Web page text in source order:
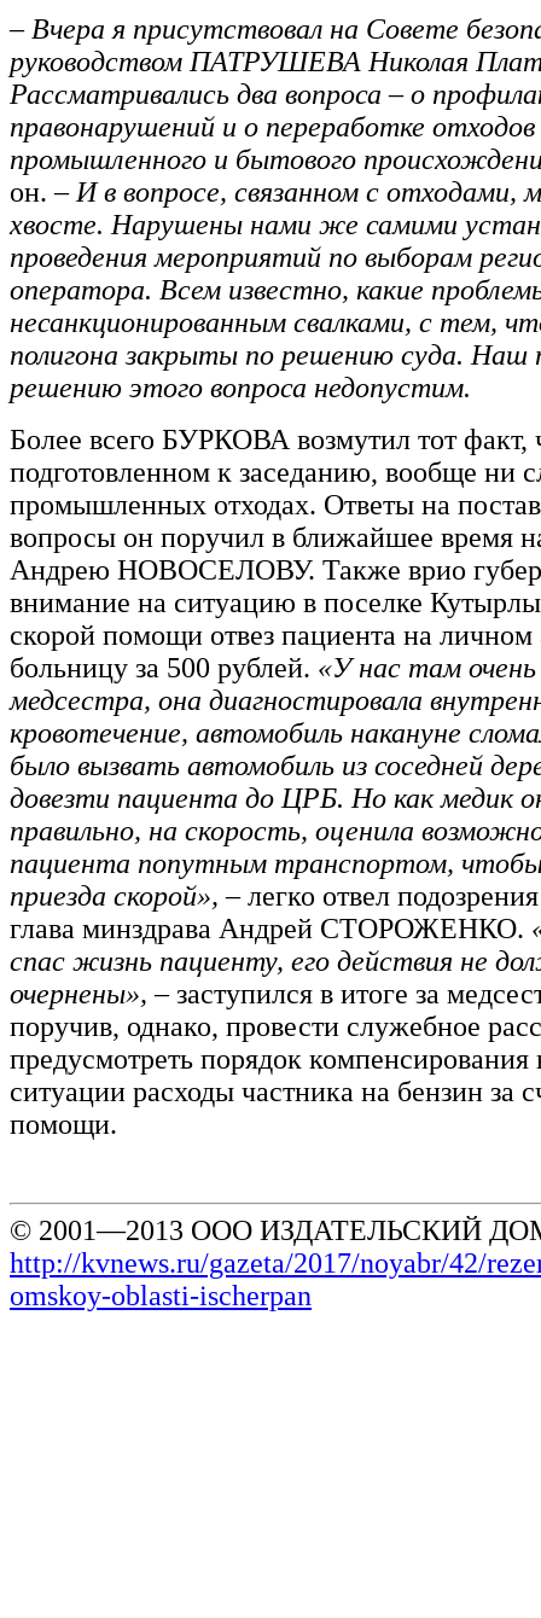
– Вчера я присутствовал на Совете
руководством ПАТРУШЕВА Николая
Рассматривались два вопроса – о
правонарушений и о переработке отходов
промышленного и бытового
он.– И в вопросе, связанном с отходами,
хвосте. Нарушены нами же самими
проведения мероприятий по выборам
оператора. Всем известно, какие
несанкционированным свалками, с тем,
полигона закрыты по решению суда. Наш
решению этого вопроса недопустим.
Более всего БУРКОВА возмутил тот факт,
подготовленном к заседанию, вообще ни
промышленных отходах. Ответы на
вопросы он поручил в ближайшее время
Андрею НОВОСЕЛОВУ. Также врио
внимание на ситуацию в поселке
скорой помощи отвез пациента на личном
больницу за 500 рублей. «У нас там
медсестра, она диагностировала
кровотечение, автомобиль накануне
было вызвать автомобиль из соседней
довезти пациента до ЦРБ. Но как медик
правильно, на скорость, оценила
пациента попутным транспортом,
приезда скорой»,– легко отвел
глава минздрава Андрей СТОРОЖЕНКО.
спас жизнь пациенту, его действия не
очернены», –заступился в итоге за
поручив, однако, провести служебное
предусмотреть порядок компенсирования
ситуации расходы частника на бензин за
помощи.
© 2001—2013 ООО ИЗДАТЕЛЬСКИЙ
http://kvnews.ru/gazeta/2017/noyabr/42/
omskoy-oblasti-ischerpan